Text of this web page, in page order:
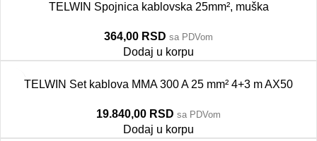
TELWIN Spojnica kablovska 25mm², muška
364,00 RSD sa PDVom
Dodaj u korpu
TELWIN Set kablova MMA 300 A 25 mm² 4+3 m AX50
19.840,00 RSD sa PDVom
Dodaj u korpu